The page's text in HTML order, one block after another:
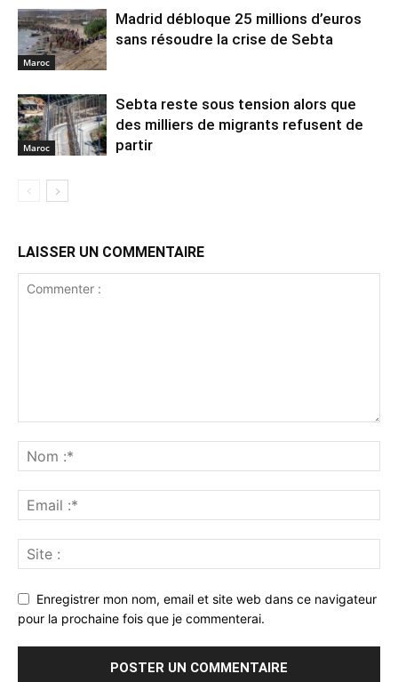
Maroc
Madrid débloque 25 millions d’euros
sans résoudre la crise de Sebta
Maroc
Sebta reste sous tension alors que
des milliers de migrants refusent de
partir
LAISSER UN COMMENTAIRE
Enregistrer mon nom, email et site web dans ce navigateur
pour la prochaine fois que je commenterai.